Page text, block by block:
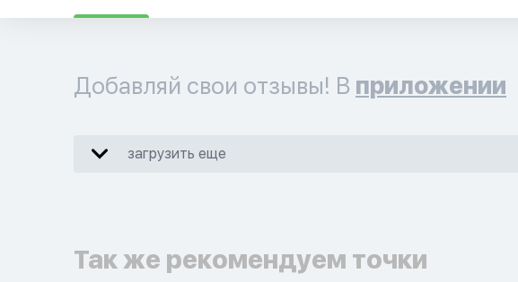
Добавляй свои отзывы! В приложении
загрузить еще
Так же рекомендуем точки